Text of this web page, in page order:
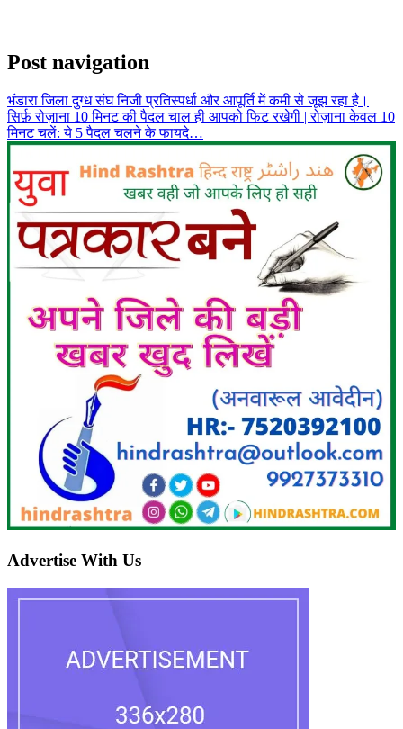
Post navigation
भंडारा जिला दुग्ध संघ निजी प्रतिस्पर्धा और आपूर्ति में कमी से जूझ रहा है।
सिर्फ़ रोज़ाना 10 मिनट की पैदल चाल ही आपको फिट रखेगी | रोज़ाना केवल 10
मिनट चलें: ये 5 पैदल चलने के फायदे…
Advertise With Us